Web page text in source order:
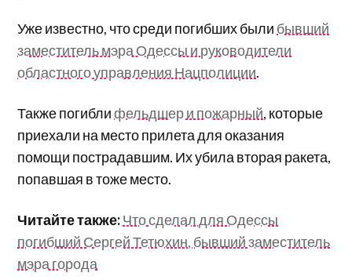
Уже известно, что среди погибших были бывший
заместитель мэра Одессы и руководители
областного управления Нацполиции.
Также погиблифельдшер и пожарный, которые
приехали на место прилета для оказания
помощи пострадавшим. Их убила вторая ракета,
попавшая в тоже место.
Читайте также:Что сделал для Одессы
погибший Сергей Тетюхин, бывший заместитель
мэра города